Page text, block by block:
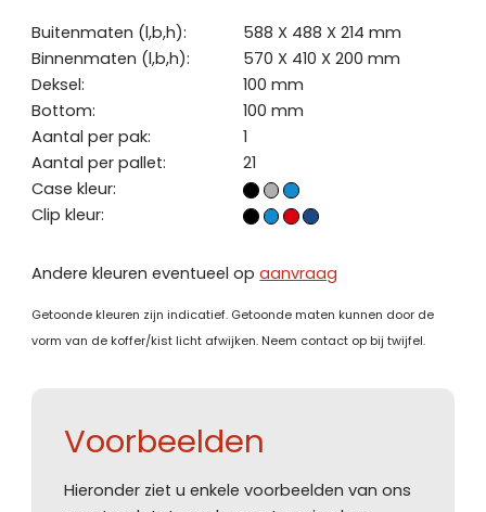
Buitenmaten (l,b,h):
588 X 488 X 214 mm
Binnenmaten (l,b,h):
570 X 410 X 200 mm
Deksel:
100 mm
Bottom:
100 mm
Aantal per pak:
1
Aantal per pallet:
21
Case kleur:
Clip kleur:
Andere kleuren eventueel opaanvraag
Getoonde kleuren zijn indicatief. Getoonde maten kunnen door de
vorm van de koffer/kist licht afwijken. Neem contact op bij twijfel.
Voorbeelden
Hieronder ziet u enkele voorbeelden van ons